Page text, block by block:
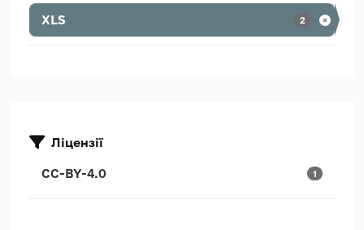
XLS 2
Ліцензії
CC-BY-4.0 1